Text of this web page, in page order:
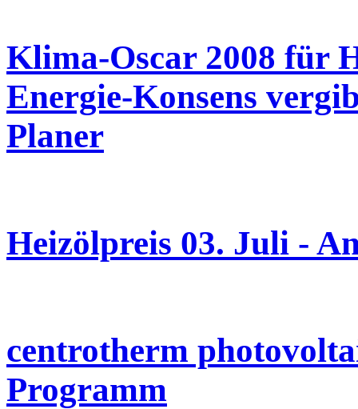
Klima-Oscar 2008 für
Energie-Konsens
Planer
Heizölpreis 03. Juli -
centrotherm
Programm